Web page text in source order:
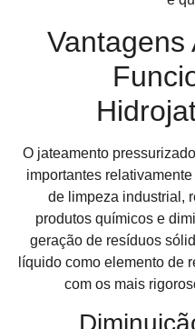
Vantagens
O jateamento
importantes
de limpeza industrial,
produtos químicos e
geração de resíduos
líquido como elemento de
com os mais